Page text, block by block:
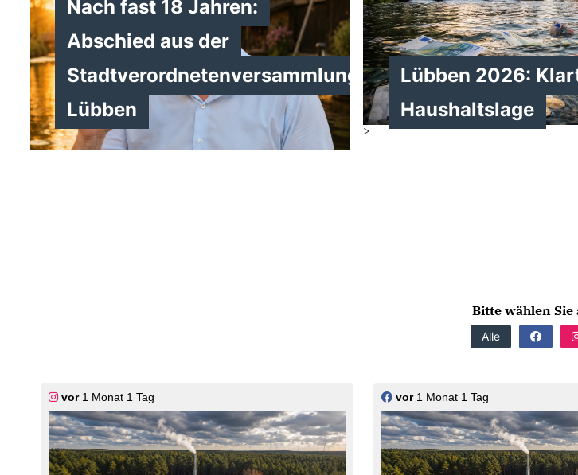
Nach fast 18 Jahren:
Abschied aus der
Stadtverordnetenversammlung
Lübben
Lübben 2026:
Haushaltslage
>
Bitte wählen Sie
Alle
vor1 Monat 1 Tag vor1 Monat 1 Tag